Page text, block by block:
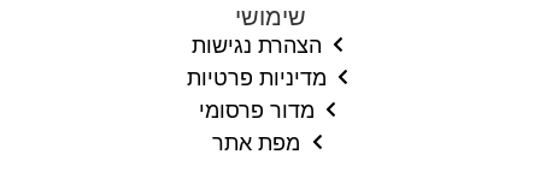
שימושי
הצהרת נגישות
מדיניות פרטיות
מדור פרסומי
מפת אתר